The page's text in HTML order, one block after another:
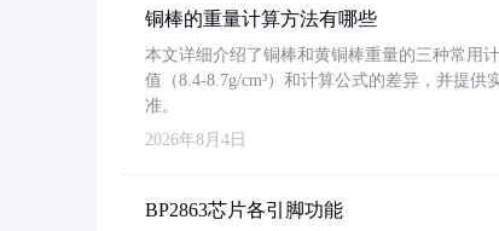
铜棒的重量计算方法有哪些
本文详细介绍了铜棒和黄铜棒重量的三种常用
值（8.4-8.7g/cm³）和计算公式的差异，并提
准。
2026年8月4日
BP2863芯片各引脚功能